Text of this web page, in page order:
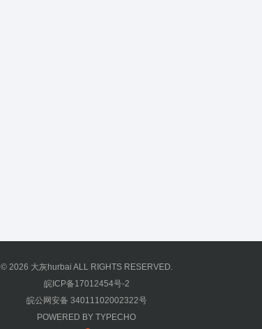
© 2026 大灰hurbai ALL RIGHTS RESERVED.
皖ICP备17012454号-2
皖公网安备 34011102002322号
POWERED BY TYPECHO